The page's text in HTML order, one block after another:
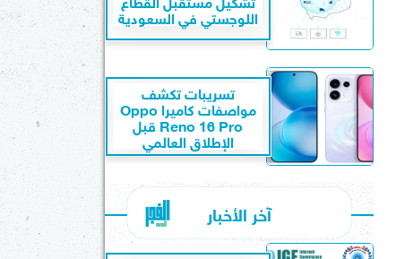
اللوجستي في السعودية
تسريبات تكشف
مواصفات كاميرا Oppo
Reno 16 Pro قبل
الإطلاق العالمي
آخر الأخبار